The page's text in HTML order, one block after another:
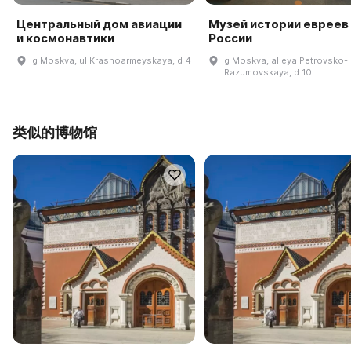
Центральный дом авиации
и космонавтики
g Moskva, ul Krasnoarmeyskaya, d 4
Музей истории евреев
России
g Moskva, alleya Petrovsko-
Razumovskaya, d 10
类似的博物馆